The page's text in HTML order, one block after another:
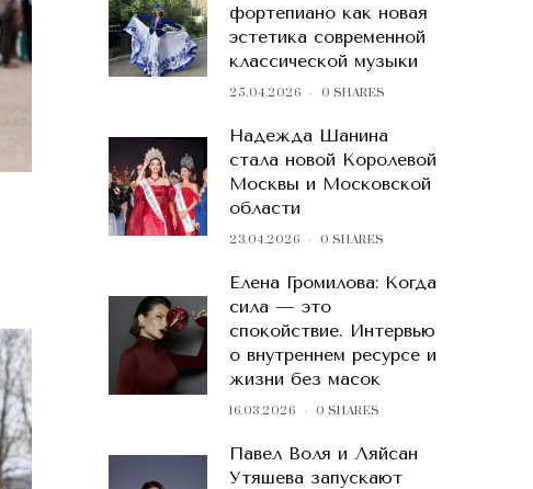
фортепиано как новая
эстетика современной
классической музыки
25.04.2026 0 SHARES
Надежда Шанина
стала новой Королевой
Москвы и Московской
области
23.04.2026 0 SHARES
Елена Громилова: Когда
сила — это
спокойствие. Интервью
о внутреннем ресурсе и
жизни без масок
16.03.2026 0 SHARES
Павел Воля и Ляйсан
Утяшева запускают